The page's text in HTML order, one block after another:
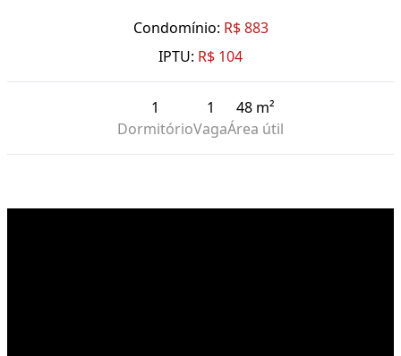
Condomínio: R$ 883
IPTU: R$ 104
1
Dormitório
1
Vaga
48 m²
Área útil